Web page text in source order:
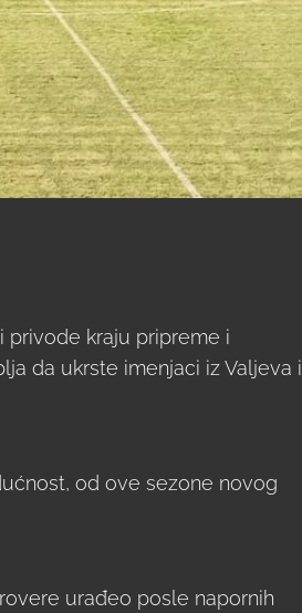
privode kraju pripreme i
da ukrste imenjaci iz Valjeva i
od ove sezone novog
urađeo posle napornih